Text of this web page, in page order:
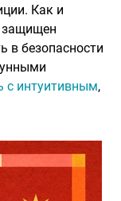
Как и
защищен
в безопасности
с интуитивным,